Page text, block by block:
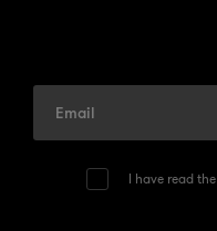
I have read the